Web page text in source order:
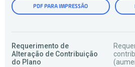
PDF PARA IMPRESSÃO
Requerimento de
Alteração de Contribuição
do Plano